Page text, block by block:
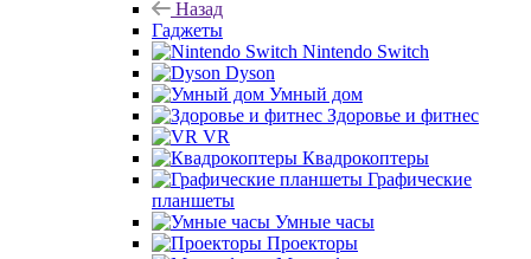
Назад
Гаджеты
Nintendo Switch
Dyson
Умный дом
Здоровье и фитнес
VR
Квадрокоптеры
Графические
планшеты
Умные часы
Проекторы